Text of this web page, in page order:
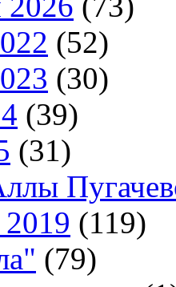
(52)
(30)
(39)
(31)
(119)
(79)